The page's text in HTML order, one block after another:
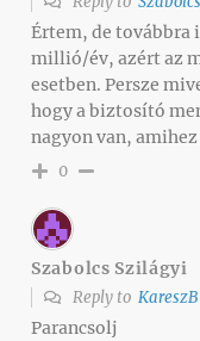
Értem, de továbbra
millió/év, azért az
esetben. Persze
hogy a biztosító
nagyon van,
0
Szabolcs Szilágyi
Reply to KareszB
Parancsolj